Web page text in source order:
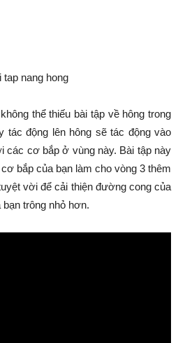
thể thiếu bài tập về hông trong
tác động lên hông sẽ tác động vào
các cơ bắp ở vùng này. Bài tập này
bắp của bạn làm cho vòng 3 thêm
vời để cải thiện đường cong của
trông nhỏ hơn.